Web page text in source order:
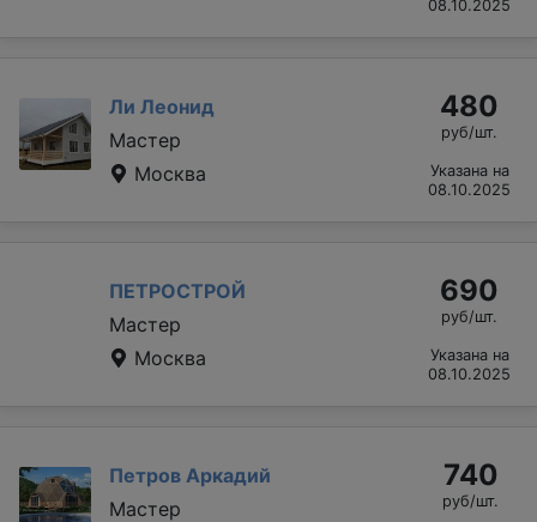
08.10.2025
Ли Леонид
Мастер
Москва
480
руб/шт.
Указана на
08.10.2025
ПЕТРОСТРОЙ
Мастер
Москва
690
руб/шт.
Указана на
08.10.2025
Петров Аркадий
Мастер
740
руб/шт.